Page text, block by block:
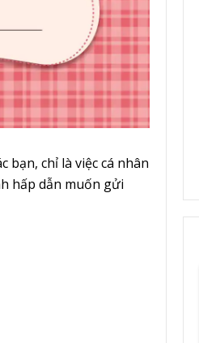
bạn, chỉ là việc cá nhân
hấp dẫn muốn gửi